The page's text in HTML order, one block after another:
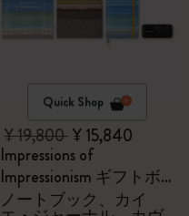
Quick Shop
¥ 19,800¥ 15,840
Impressions of
Impressionism ギフトボ
ックス
ノートブック、カイ